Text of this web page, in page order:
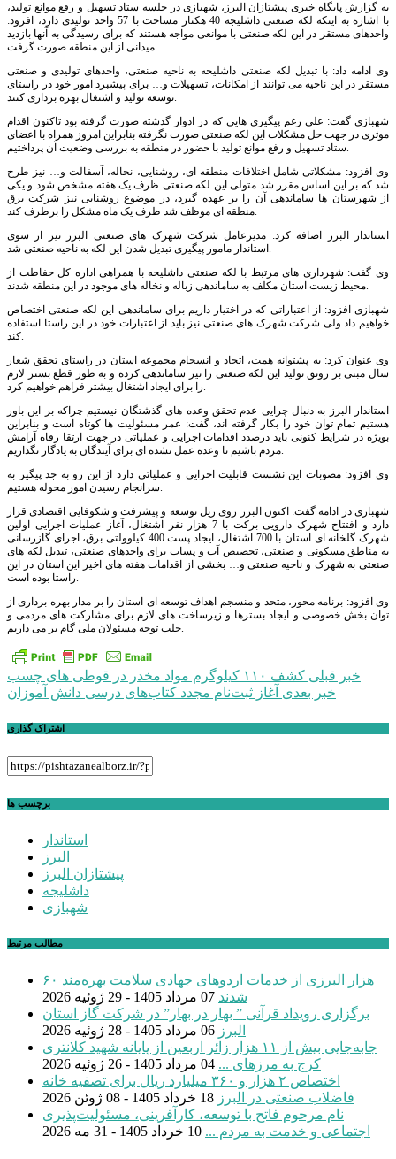
به گزارش پایگاه خبری پیشتازان البرز، شهبازی در جلسه ستاد تسهیل و رفع موانع تولید،
با اشاره به اینکه لکه صنعتی داشلیجه 40 هکتار مساحت با 57 واحد تولیدی دارد، افزود:
واحدهای مستقر در این لکه صنعتی با موانعی مواجه هستند که برای رسیدگی به آنها بازدید
میدانی از این منطقه صورت گرفت.
وی ادامه داد: با تبدیل لکه صنعتی داشلیجه به ناحیه صنعتی، واحدهای تولیدی و صنعتی
مستقر در این ناحیه می توانند از امکانات، تسهیلات و… برای پیشبرد امور خود در راستای
توسعه تولید و اشتغال بهره برداری کنند.
شهبازی گفت: علی رغم پیگیری هایی که در ادوار گذشته صورت گرفته بود تاکنون اقدام
موثری در جهت حل مشکلات این لکه صنعتی صورت نگرفته بنابراین امروز همراه با اعضای
ستاد تسهیل و رفع موانع تولید با حضور در منطقه به بررسی وضعیت آن پرداختیم.
وی افزود: مشکلاتی شامل اختلافات منطقه ای، روشنایی، نخاله، آسفالت و… نیز طرح
شد که بر این اساس مقرر شد متولی این لکه صنعتی ظرف یک هفته مشخص شود و یکی
از شهرستان ها ساماندهی آن را بر عهده گیرد، در موضوع روشنایی نیز شرکت برق
منطقه ای موظف شد ظرف یک ماه مشکل را برطرف کند.
استاندار البرز اضافه کرد: مدیرعامل شرکت شهرک های صنعتی البرز نیز از سوی
استاندار مامور پیگیری تبدیل شدن این لکه به ناحیه صنعتی شد.
وی گفت: شهرداری های مرتبط با لکه صنعتی داشلیجه با همراهی اداره کل حفاظت از
محیط زیست استان مکلف به ساماندهی زباله و نخاله های موجود در این منطقه شدند.
شهبازی افزود: از اعتباراتی که در اختیار داریم برای ساماندهی این لکه صنعتی اختصاص
خواهیم داد ولی شرکت شهرک های صنعتی نیز باید از اعتبارات خود در این راستا استفاده
کند.
وی عنوان کرد: به پشتوانه همت، اتحاد و انسجام مجموعه استان در راستای تحقق شعار
سال مبنی بر رونق تولید این لکه صنعتی را نیز ساماندهی کرده و به طور قطع بستر لازم
را برای ایجاد اشتغال بیشتر فراهم خواهیم کرد.
استاندار البرز به دنبال چرایی عدم تحقق وعده های گذشتگان نیستیم چراکه بر این باور
هستیم تمام توان خود را بکار گرفته اند، گفت: عمر مسئولیت ها کوتاه است و بنابراین
بویژه در شرایط کنونی باید درصدد اقدامات اجرایی و عملیاتی در جهت ارتقا رفاه آرامش
مردم باشیم تا وعده عمل نشده ای برای آیندگان به یادگار نگذاریم.
وی افزود: مصوبات این نشست قابلیت اجرایی و عملیاتی دارد از این رو به جد پیگیر به
سرانجام رسیدن امور محوله هستیم.
شهبازی در ادامه گفت: اکنون البرز روی ریل توسعه و پیشرفت و شکوفایی اقتصادی قرار
دارد و افتتاح شهرک دارویی برکت با 7 هزار نفر اشتغال، آغاز عملیات اجرایی اولین
شهرک گلخانه ای استان با 700 اشتغال، ایجاد پست 400 کیلوولتی برق، اجرای گازرسانی
به مناطق مسکونی و صنعتی، تخصیص آب و پساب برای واحدهای صنعتی، تبدیل لکه های
صنعتی به شهرک و ناحیه صنعتی و… بخشی از اقدامات هفته های اخیر این استان در این
راستا بوده است.
وی افزود: برنامه محور، متحد و منسجم اهداف توسعه ای استان را بر مدار بهره برداری از
توان بخش خصوصی و ایجاد بسترها و زیرساخت های لازم برای مشارکت های مردمی و
جلب توجه مسئولان ملی گام بر می داریم.
راهبری
نوشته
خبر قبلی کشف ١١٠ کیلوگرم مواد مخدر در قوطی های چسب
خبر بعدی آغاز ثبت‌نام مجدد کتاب‌های درسی دانش آموزان
اشتراک گذاری
برچسب ها
استاندار
البرز
پیشتازان البرز
داشلیجه
شهبازی
مطالب مرتبط
۶۰ هزار البرزی از خدمات اردوهای جهادی سلامت بهره‌مند
شدند 07 مرداد 1405 - 29 ژوئیه 2026
برگزاری رویداد قرآنی ” بهار در بهار” در شرکت گاز استان
البرز 06 مرداد 1405 - 28 ژوئیه 2026
جابه‌جایی بیش از ۱۱ هزار زائر اربعین از پایانه شهید کلانتری
کرج به مرزهای ... 04 مرداد 1405 - 26 ژوئیه 2026
اختصاص ۲ هزار و ۳۶۰ میلیارد ریال برای تصفیه خانه
فاضلاب صنعتی در البرز 18 خرداد 1405 - 08 ژوئن 2026
نام مرحوم فاتح با توسعه، کارآفرینی، مسئولیت‌پذیری
اجتماعی و خدمت به مردم ... 10 خرداد 1405 - 31 مه 2026